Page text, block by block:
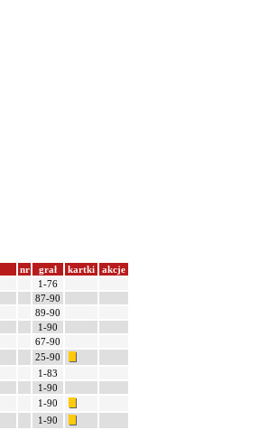
nr grał kartki
akcje
1-76
87-90
89-90
1-90
67-90
25-90
1-83
1-90
1-90
1-90